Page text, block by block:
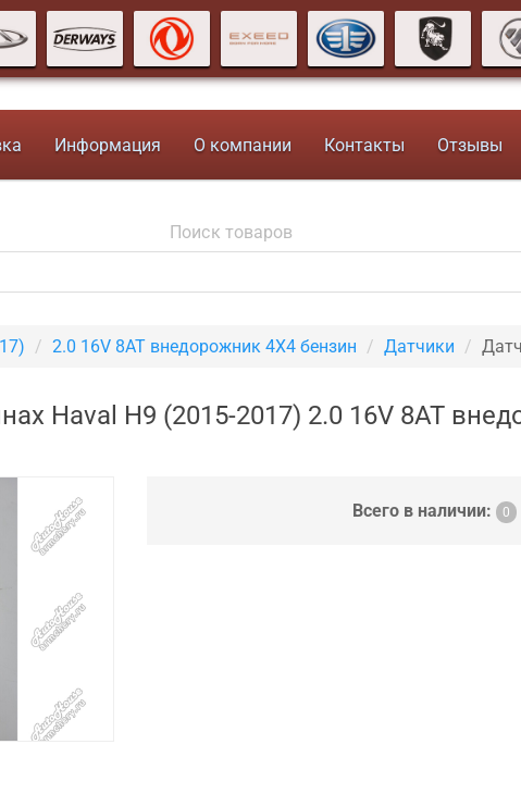
Информация О компании Контакты Отзывы
2.0 16V 8AT внедорожник 4X4 бензин Датчики
Haval H9 (2015-2017) 2.0 16V 8AT
Всего в наличии: 0